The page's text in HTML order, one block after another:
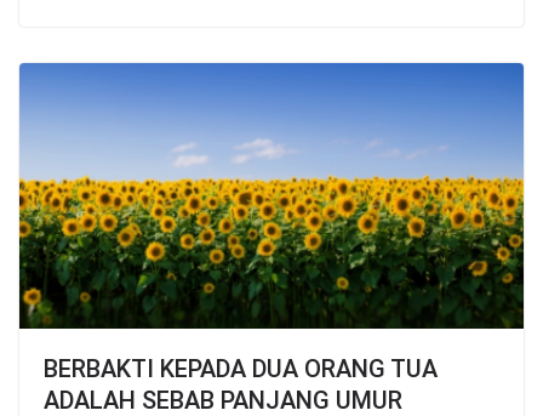
BERBAKTI KEPADA DUA ORANG TUA
ADALAH SEBAB PANJANG UMUR